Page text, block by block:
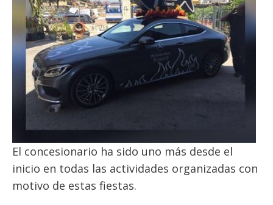
El concesionario ha sido uno más desde el
inicio en todas las actividades organizadas con
motivo de estas fiestas.